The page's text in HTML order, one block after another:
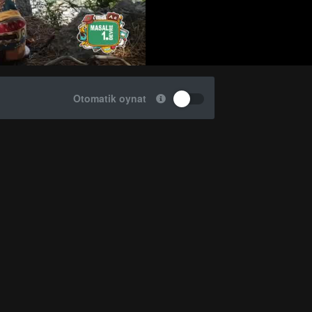
Otomatik oynat